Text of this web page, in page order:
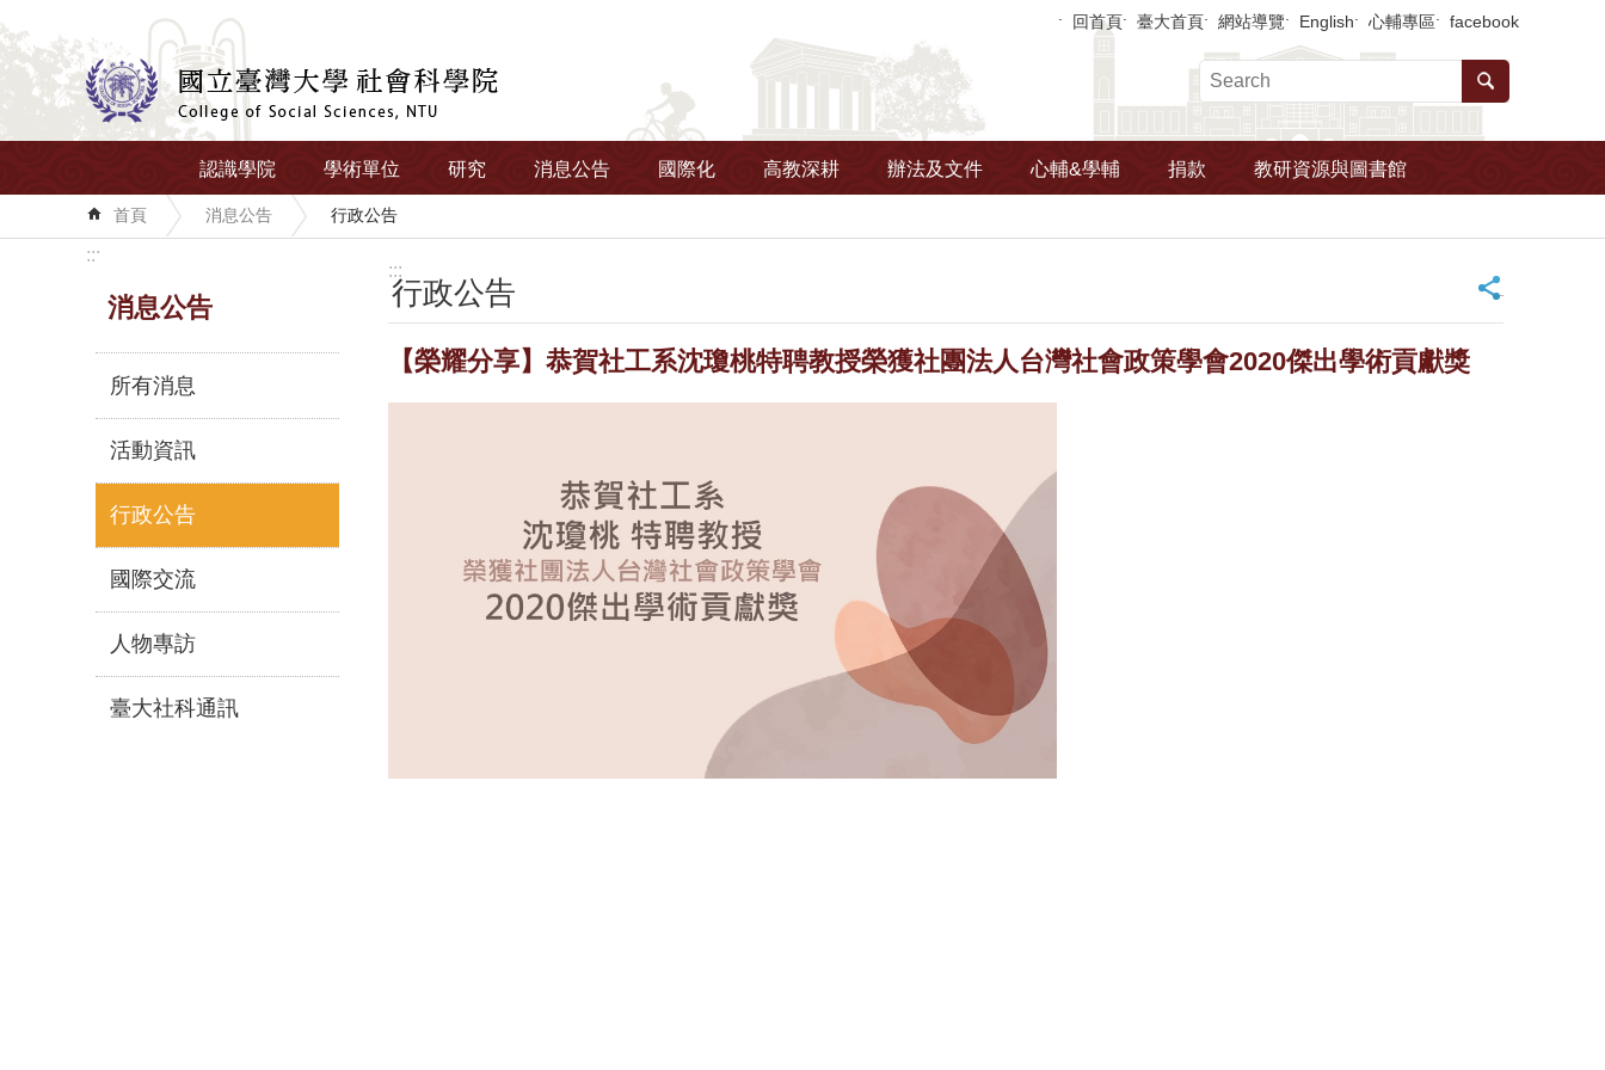
跳到主要內容區塊 回首頁 臺大首頁 網站導覽 English 心輔專區 facebook
認識學院 學術單位 研究 消息公告 國際化 高教深耕 辦法及文件 心輔&學輔 捐款 教研資源與圖書館
首頁 消息公告 行政公告
:::
消息公告
所有消息
活動資訊
行政公告
國際交流
人物專訪
臺大社科通訊
:::
行政公告 _
【榮耀分享】恭賀社工系 沈瓊桃特聘教授榮獲社團法人台灣社會政策學會2020傑出學術貢獻獎